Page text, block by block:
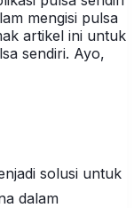
mengisi pulsa
artikel ini untuk
sendiri. Ayo,
solusi untuk
dalam